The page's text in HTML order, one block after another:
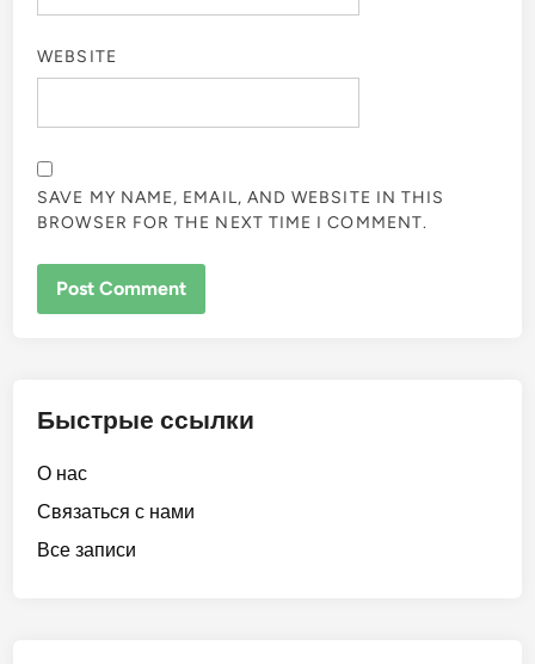
WEBSITE
SAVE MY NAME, EMAIL, AND WEBSITE IN THIS
BROWSER FOR THE NEXT TIME I COMMENT.
Быстрые ссылки
О нас
Связаться с нами
Все записи